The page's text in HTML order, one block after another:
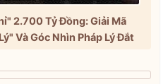
2.700 Tỷ Đồng: Giải Mã
Và Góc Nhìn Pháp Lý Đắt